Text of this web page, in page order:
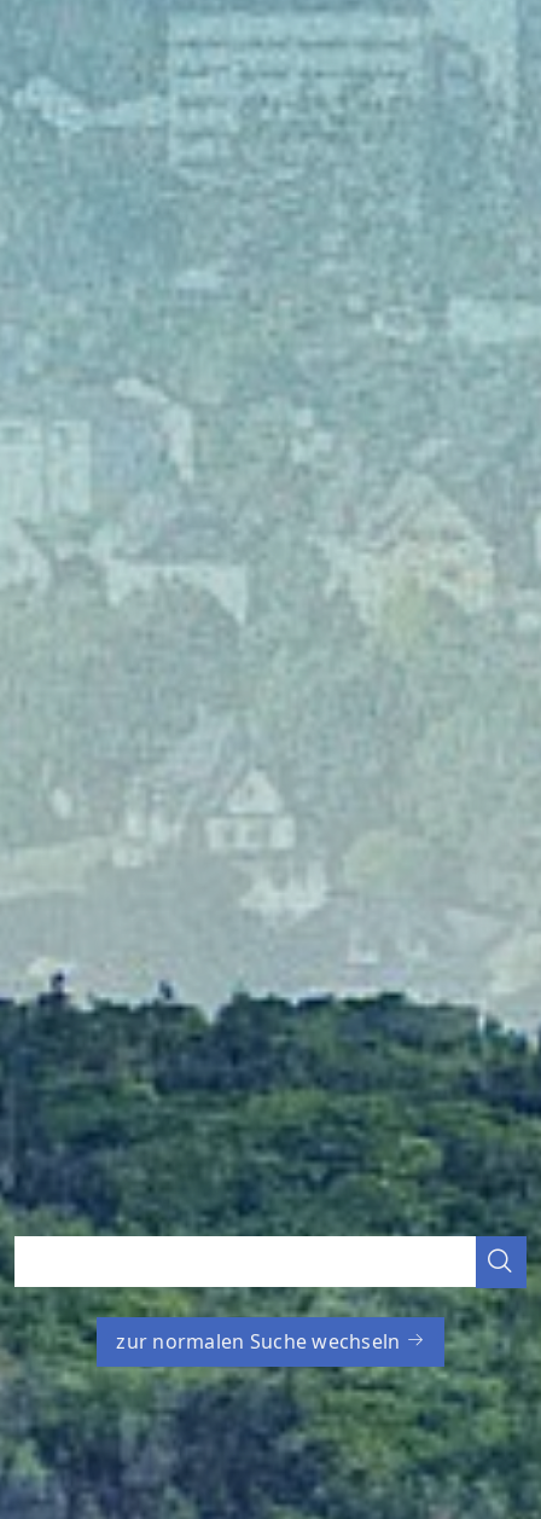
zur normalen Suche wechseln